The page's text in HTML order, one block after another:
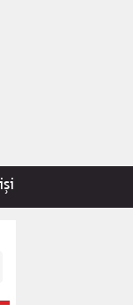
gözaltı kararı